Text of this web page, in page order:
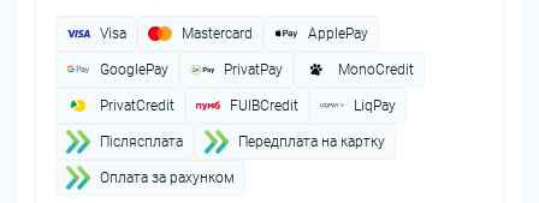
Visa Mastercard ApplePay
GooglePay PrivatPay MonoCredit
PrivatCredit FUIBCredit LiqPay
Пiслясплата Передплата на картку
Оплата за рахунком